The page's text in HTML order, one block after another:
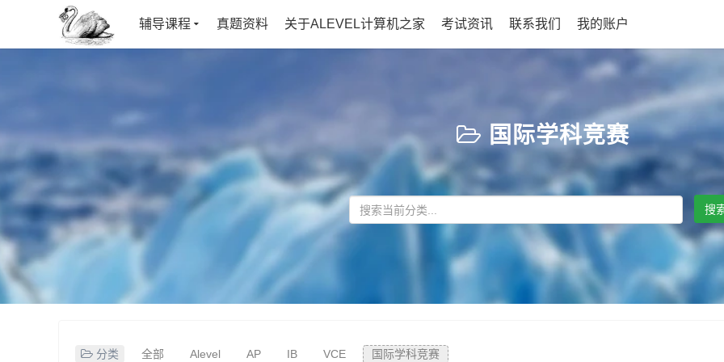
辅导课程 真题资料 关于ALEVEL计算机之家 考试资讯 联系我们 我的账户
国际学科竞赛
搜
分类 全部 Alevel AP IB VCE 国际学科竞赛